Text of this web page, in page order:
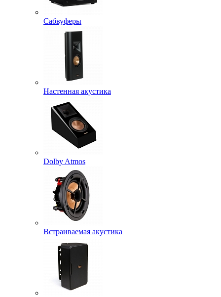
Сабвуферы
Настенная акустика
Dolby Atmos
Встраиваемая акустика